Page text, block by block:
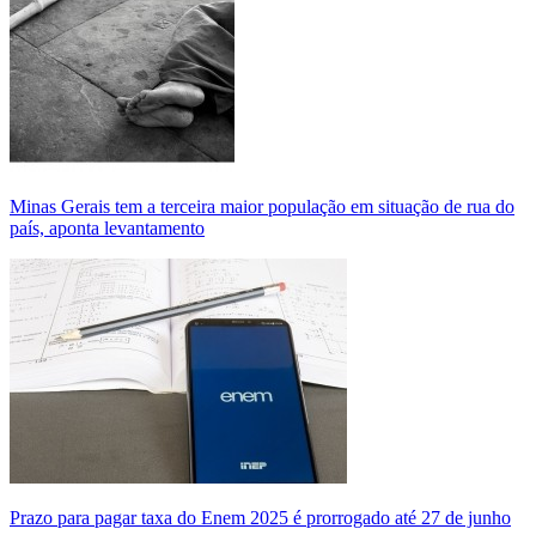
Minas Gerais tem a terceira maior população em situação de rua do
país, aponta levantamento
Prazo para pagar taxa do Enem 2025 é prorrogado até 27 de junho